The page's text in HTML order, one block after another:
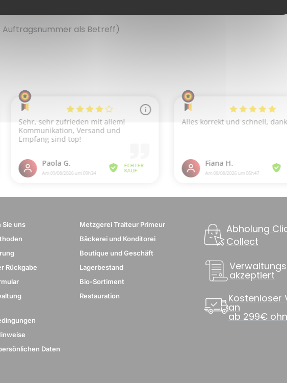
und Ihrem Stempel unterzeichnet an uns zurückzusenden:
als Betreff)
Sie uns
Rückgabe
Daten
Metzgerei Traiteur Primeur
Bäckerei und Konditorei
Boutique und Geschäft
Lagerbestand
Bio-Sortiment
Restauration
Abholung
Collect
akzeptiert
Kostenloser
an
ab 299€